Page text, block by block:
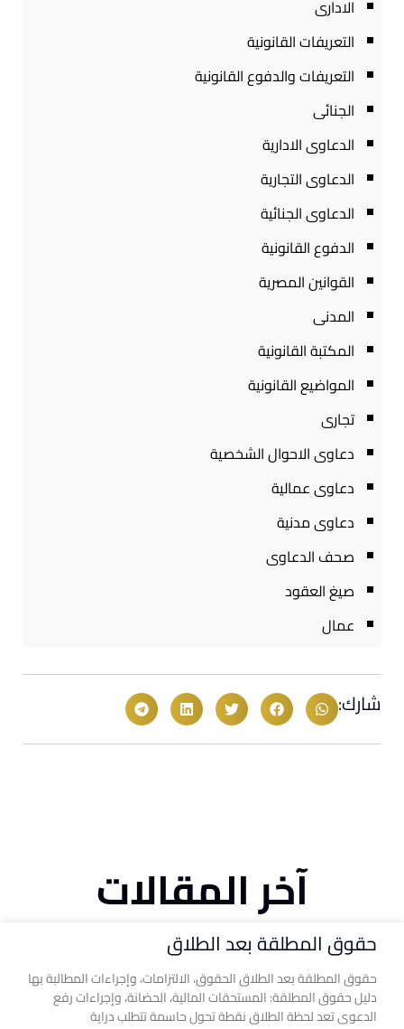
الادارى
التعريفات القانونية
التعريفات والدفوع القانونية
الجنائى
الدعاوى الادارية
الدعاوى التجارية
الدعاوى الجنائية
الدفوع القانونية
القوانين المصرية
المدنى
المكتبة القانونية
المواضيع القانونية
تجارى
دعاوى الاحوال الشخصية
دعاوى عمالية
دعاوى مدنية
صحف الدعاوى
صيغ العقود
عمال
شارك:
آخر المقالات
حقوق المطلقة بعد الطلاق
حقوق المطلقة بعد الطلاق الحقوق، الالتزامات، وإجراءات المطالبة بها
دليل حقوق المطلقة: المستحقات المالية، الحضانة، وإجراءات رفع
الدعوى تعد لحظة الطلاق نقطة تحول حاسمة تتطلب دراية